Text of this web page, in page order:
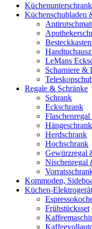
Küchenschubladen
LeMans
Scharniere &
Regale & Schränke
Schrank
Eckschrank
Hängeschrank
Herdschrank
Hochschrank
Gewürzregal
Nischenregal
Kommoden,
Küchen-
Frühstücksset